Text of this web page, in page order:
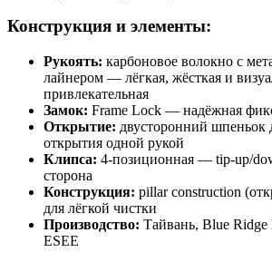
Конструкция и элементы:
Рукоять: карбоновое волокно с
лайнером — лёгкая, жёсткая и
привлекательная
Замок: Frame Lock — надёжная
Открытие: двусторонний шпеньок
открытия одной рукой
Клипса: 4-позиционная — tip-up/
сторона
Конструкция: pillar construction
для лёгкой чистки
Производство: Тайвань, Blue
ESEE